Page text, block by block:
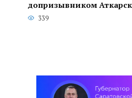
допризывником
339